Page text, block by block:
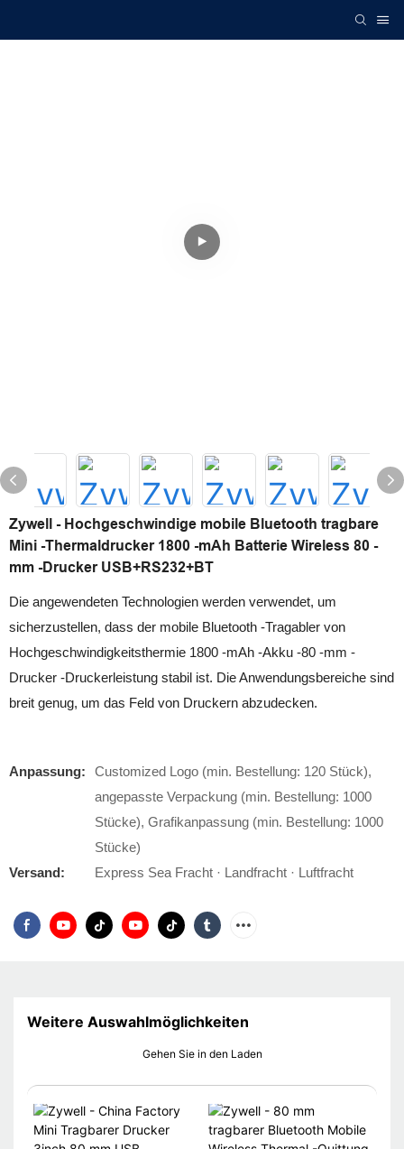
Zywell - Hochgeschwindige mobile Bluetooth tragbare
Mini -Thermaldrucker 1800 -mAh Batterie Wireless 80 -
mm -Drucker USB+RS232+BT
Die angewendeten Technologien werden verwendet, um
sicherzustellen, dass der mobile Bluetooth -Tragabler von
Hochgeschwindigkeitsthermie 1800 -mAh -Akku -80 -mm -
Drucker -Druckerleistung stabil ist. Die Anwendungsbereiche sind
breit genug, um das Feld von Druckern abzudecken.
Anpassung:
Customized Logo (min. Bestellung: 120 Stück),
angepasste Verpackung (min. Bestellung: 1000
Stücke), Grafikanpassung (min. Bestellung: 1000
Stücke)
Versand:
Express Sea Fracht · Landfracht · Luftfracht
Weitere Auswahlmöglichkeiten
Gehen Sie in den Laden